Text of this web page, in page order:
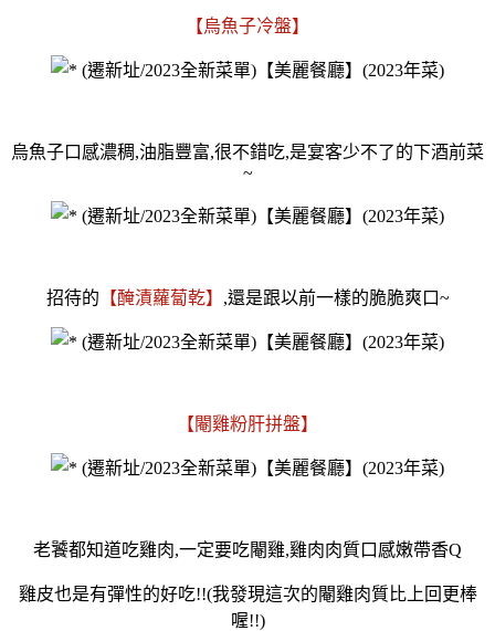
【烏魚子冷盤】
烏魚子口感濃稠,油脂豐富,很不錯吃,是宴客少不了的下酒前菜
~
招待的 【醃漬蘿蔔乾】 ,還是跟以前一樣的脆脆爽口~
【閹雞粉肝拼盤】
老饕都知道吃雞肉,一定要吃閹雞,雞肉肉質口感嫩帶香Q
雞皮也是有彈性的好吃!!(我發現這次的閹雞肉質比上回更棒
喔!!)